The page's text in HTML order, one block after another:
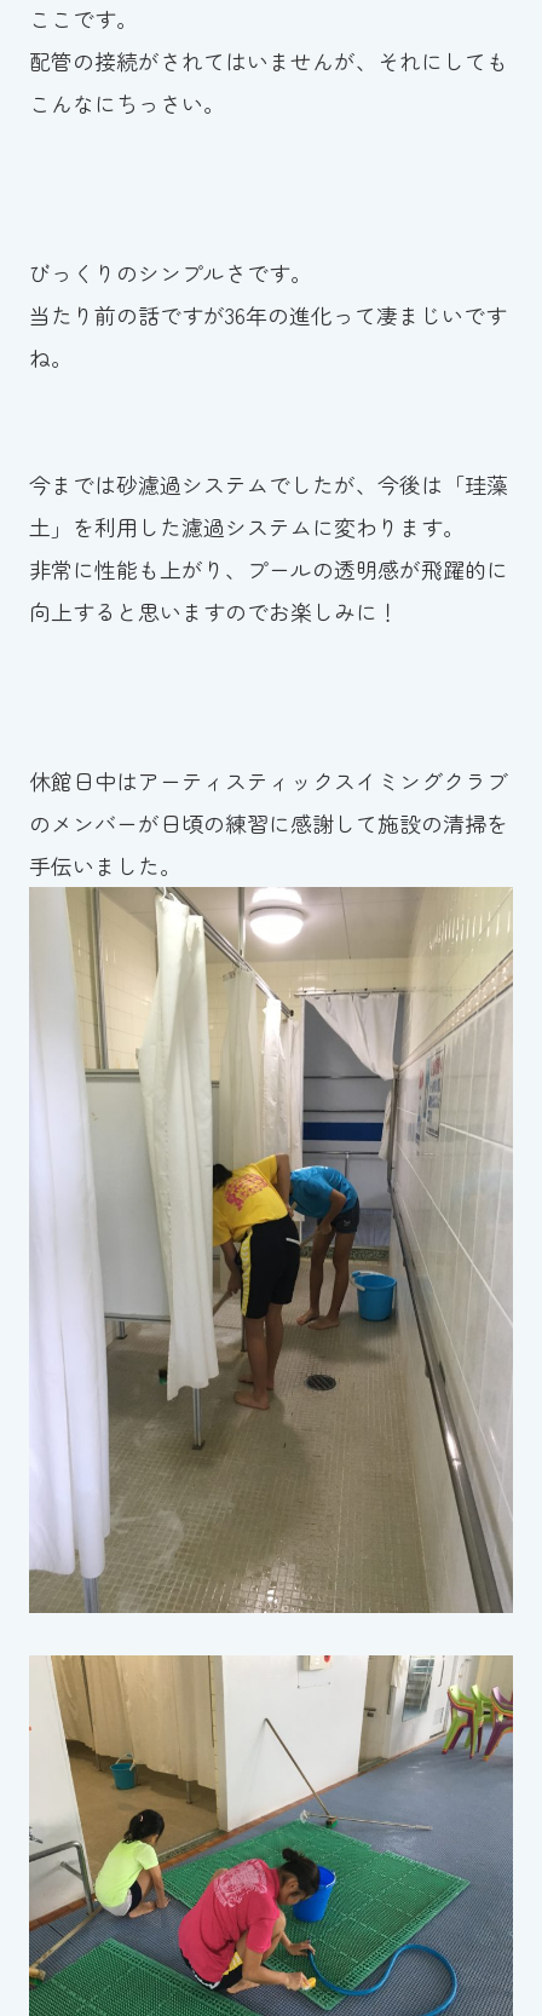
ここです。
配管の接続がされてはいませんが、それにしても
こんなにちっさい。
びっくりのシンプルさです。
当たり前の話ですが36年の進化って凄まじいです
ね。
今までは砂濾過システムでしたが、今後は「珪藻
土」を利用した濾過システムに変わります。
非常に性能も上がり、プールの透明感が飛躍的に
向上すると思いますのでお楽しみに！
休館日中はアーティスティックスイミングクラブ
のメンバーが日頃の練習に感謝して施設の清掃を
手伝いました。